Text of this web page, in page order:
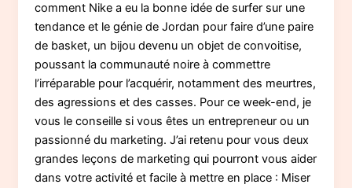
comment Nike a eu la bonne idée de surfer sur une
tendance et le génie de Jordan pour faire d’une paire
de basket, un bijou devenu un objet de convoitise,
poussant la communauté noire à commettre
l’irréparable pour l’acquérir, notamment des meurtres,
des agressions et des casses. Pour ce week-end, je
vous le conseille si vous êtes un entrepreneur ou un
passionné du marketing. J’ai retenu pour vous deux
grandes leçons de marketing qui pourront vous aider
dans votre activité et facile à mettre en place : Miser